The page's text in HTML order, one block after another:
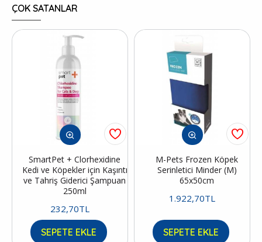
ÇOK SATANLAR
SmartPet + Clorhexidine
Kedi ve Köpekler için Kaşıntı
ve Tahriş Giderici Şampuan
250ml
232,70TL
SEPETE EKLE
M-Pets Frozen Köpek
Serinletici Minder (M)
65x50cm
1.922,70TL
SEPETE EKLE